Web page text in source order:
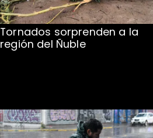
Tornados sorprenden a la
región del Ñuble